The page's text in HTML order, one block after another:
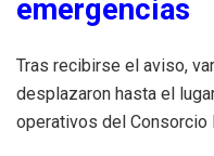
emergencias
Tras recibirse el aviso,
desplazaron hasta el
operativos del Consorcio